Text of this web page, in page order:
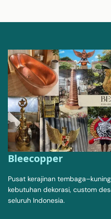
Bleecopper
Pusat kerajinan
kebutuhan dekorasi, custom
seluruh Indonesia.